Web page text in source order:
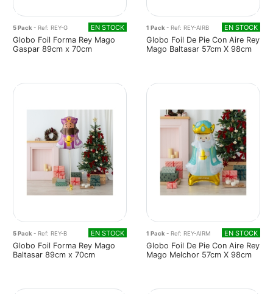
5 Pack - Ref: REY-G EN STOCK
Globo Foil Forma Rey Mago
Gaspar 89cm x 70cm
1 Pack - Ref: REY-AIRB EN STOCK
Globo Foil De Pie Con Aire Rey
Mago Baltasar 57cm X 98cm
5 Pack- Ref: REY-B EN STOCK
Globo Foil Forma Rey Mago
Baltasar 89cm x 70cm
1 Pack- Ref: REY-AIRM EN STOCK
Globo Foil De Pie Con Aire Rey
Mago Melchor 57cm X 98cm